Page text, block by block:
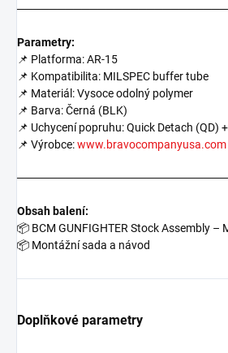
Parametry:
📌 Platforma: AR-15
📌 Kompatibilita: MILSPEC buffer tube
📌 Materiál: Vysoce odolný polymer
📌 Barva: Černá (BLK)
📌 Uchycení popruhu: Quick Detach (QD)
📌 Výrobce:www.bravocompanyusa.com
Obsah balení:
📦 BCM GUNFIGHTER Stock Assembly –
📦 Montážní sada a návod
Doplňkové parametry